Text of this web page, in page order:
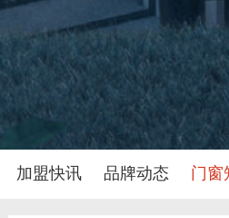
加盟快讯 品牌动态 门窗